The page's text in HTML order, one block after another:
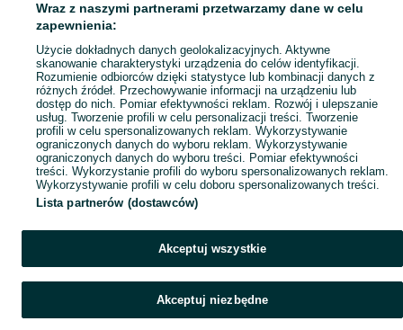
Mapa ministron
Popularne wyszukiwania
Wraz z naszymi partnerami przetwarzamy dane w celu
zapewnienia:
Użycie dokładnych danych geolokalizacyjnych. Aktywne
skanowanie charakterystyki urządzenia do celów identyfikacji.
Rozumienie odbiorców dzięki statystyce lub kombinacji danych z
różnych źródeł. Przechowywanie informacji na urządzeniu lub
dostęp do nich. Pomiar efektywności reklam. Rozwój i ulepszanie
usług. Tworzenie profili w celu personalizacji treści. Tworzenie
profili w celu spersonalizowanych reklam. Wykorzystywanie
ograniczonych danych do wyboru reklam. Wykorzystywanie
ograniczonych danych do wyboru treści. Pomiar efektywności
treści. Wykorzystanie profili do wyboru spersonalizowanych reklam.
Wykorzystywanie profili w celu doboru spersonalizowanych treści.
Lista partnerów (dostawców)
Akceptuj wszystkie
Akceptuj niezbędne